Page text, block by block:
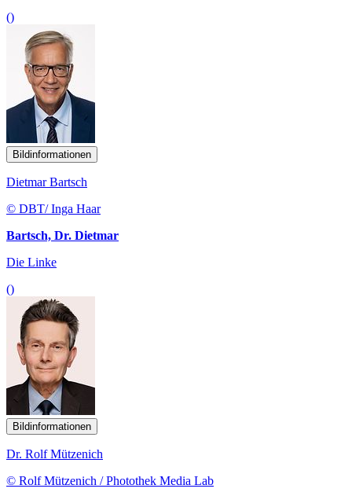
()
Bildinformationen
Dietmar Bartsch
© DBT/ Inga Haar
Bartsch, Dr. Dietmar
Die Linke
()
Bildinformationen
Dr. Rolf Mützenich
© Rolf Mützenich / Photothek Media Lab